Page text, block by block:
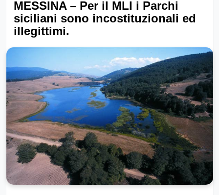
MESSINA – Per il MLI i Parchi
siciliani sono incostituzionali ed
illegittimi.